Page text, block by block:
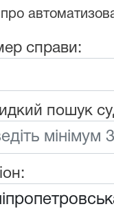
про
справи:
пошук